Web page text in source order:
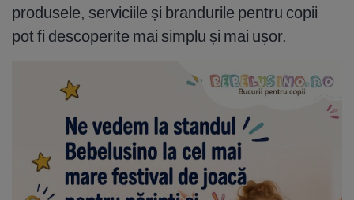
produsele, serviciile și brandurile pentru copii
pot fi descoperite mai simplu și mai ușor.